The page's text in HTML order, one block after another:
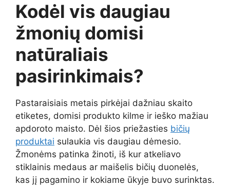
Kodėl vis daugiau
žmonių domisi
natūraliais
pasirinkimais?
Pastaraisiais metais pirkėjai dažniau skaito
etiketes, domisi produkto kilme ir ieško mažiau
apdoroto maisto. Dėl šios priežasties bičių
produktai sulaukia vis daugiau dėmesio.
Žmonėms patinka žinoti, iš kur atkeliavo
stiklainis medaus ar maišelis bičių duonelės,
kas jį pagamino ir kokiame ūkyje buvo surinktas.